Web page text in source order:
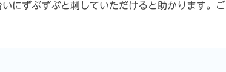
にずぶずぶと刺していただけると助かります。ご